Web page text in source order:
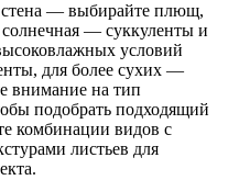
стена — выбирайте плющ,
— суккуленты и
условий
для более сухих —
внимание на тип
подобрать подходящий
комбинации видов с
листьев для